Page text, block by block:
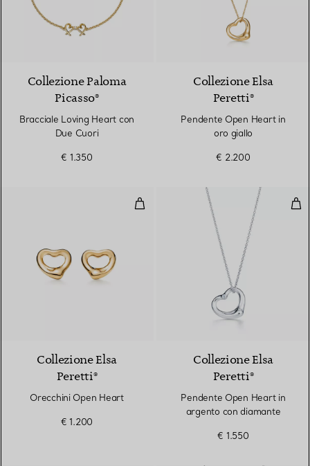
Collezione Paloma
Picasso®
Bracciale Loving Heart con
Due Cuori
€ 1.350
Collezione Elsa
Peretti®
Pendente Open Heart in
oro giallo
€ 2.200
Orecchini Open Heart
2 Materiali
Collezione Elsa
Peretti®
Orecchini Open Heart
€ 1.200
Collezione Elsa
Peretti®
Pendente Open Heart in
argento con diamante
€ 1.550